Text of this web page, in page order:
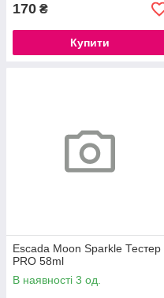
170 ₴
Купити
Escada Moon Sparkle Тестер
PRO 58ml
В наявності 3 од.